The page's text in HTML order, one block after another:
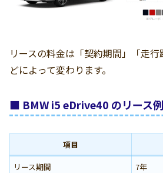
リースの料金は「契約期間」「走
どによって変わります。
■ BMW i5 eDrive40 のリース例
項目
リース期間
7年